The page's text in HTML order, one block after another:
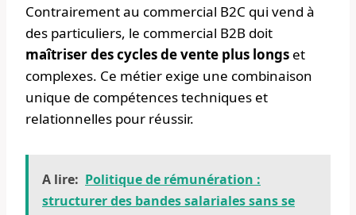
Contrairement au commercial B2C qui vend à
des particuliers, le commercial B2B doit
maîtriser des cycles de vente plus longs et
complexes. Ce métier exige une combinaison
unique de compétences techniques et
relationnelles pour réussir.
A lire: Politique de rémunération :
structurer des bandes salariales sans se